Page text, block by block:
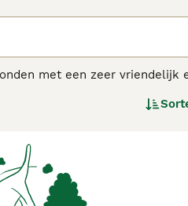
met een zeer vriendelijk
deze kleine honden